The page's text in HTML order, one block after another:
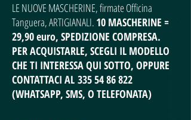
LE NUOVE MASCHERINE, firmate Officina
Tanguera, ARTIGIANALI. 10 MASCHERINE =
29,90 euro, SPEDIZIONE COMPRESA.
PER ACQUISTARLE, SCEGLI IL MODELLO
CHE TI INTERESSA QUI SOTTO, OPPURE
CONTATTACI AL 335 54 86 822
(WHATSAPP, SMS, O TELEFONATA)